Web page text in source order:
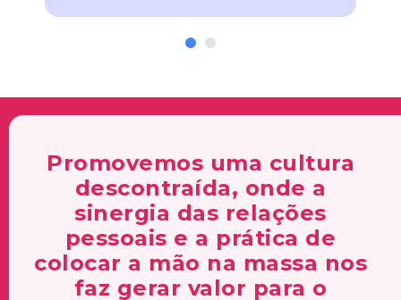
Promovemos uma cultura
descontraída, onde a
sinergia das relações
pessoais e a prática de
colocar a mão na massa nos
faz gerar valor para o